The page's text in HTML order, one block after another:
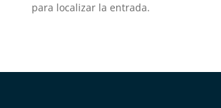
para localizar la entrada.